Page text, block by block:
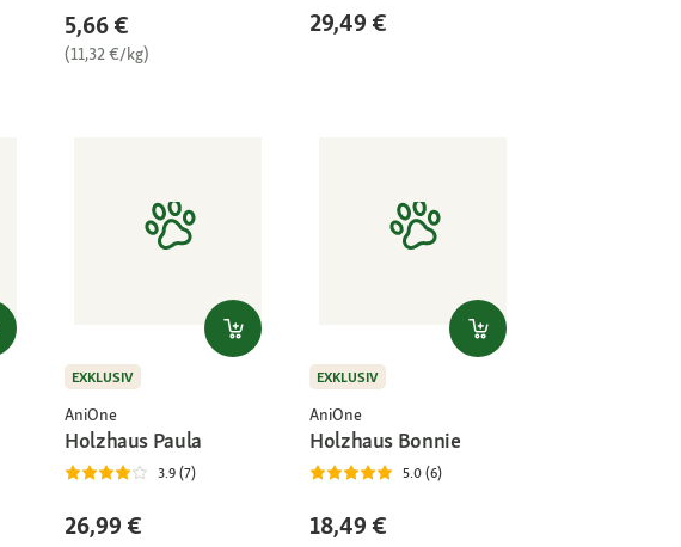
5,66 €
(11,32 €/kg)
29,49 €
EXKLUSIV
AniOne
Holzhaus Paula
3.9 (7)
26,99 €
EXKLUSIV
AniOne
Holzhaus Bonnie
5.0 (6)
18,49 €